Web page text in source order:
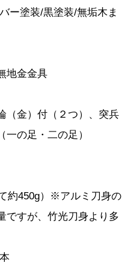
ー塗装/黒塗装/無垢木ま
地金金具
（金）付（２つ）、突兵
の足・二の足）
約450g）※アルミ刀身の
ですが、竹光刀身より多